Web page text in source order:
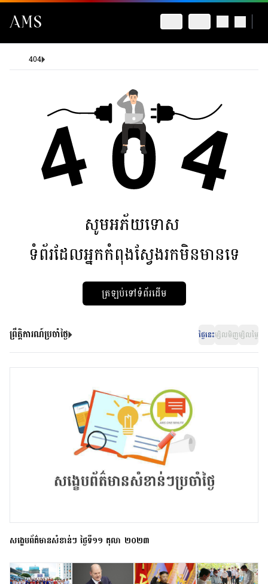
404
សូមអភ័យទោស
ទំព័រដែលអ្នកកំពុងស្វែងរកមិនមានទេ
ត្រឡប់ទៅទំព័រដើម
ព្រឹត្តិការណ៍ប្រចាំថ្ងៃ ថ្ងៃនេះម្សិលមិញម្សិលម្ងៃ
សង្ខេបព័ត៌មានសំខាន់ៗ ថ្ងៃទី១១ តុលា ២០២៣